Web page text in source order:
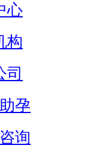
心
构
司
孕
询